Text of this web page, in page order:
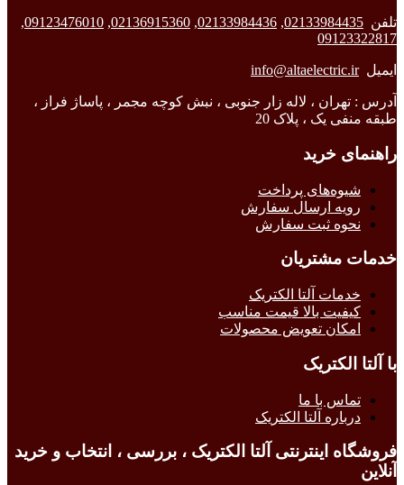
تلفن 02133984435
,
02133984436
,
02136915360
,
09123476010
,
09123322817
ایمیلinfo@altaelectric.ir
آدرس : تهران ، لاله زار جنوبی ، نبش کوچه مجمر ، پاساژ فراز ،
طبقه منفی یک ، پلاک 20
راهنمای خرید
شیوه‌های پرداخت
رویه ارسال سفارش
نحوه ثبت سفارش
خدمات مشتریان
خدمات آلتا الکتریک
کیفیت بالا قیمت مناسب
امکان تعویض محصولات
با آلتا الکتریک
تماس با ما
درباره آلتا الکتریک
فروشگاه اینترنتی آلتا الکتریک ، بررسی ، انتخاب و خرید
آنلاین